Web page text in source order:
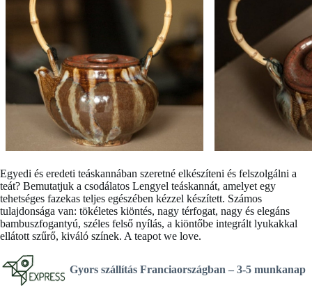
Egyedi és eredeti teáskannában szeretné elkészíteni és felszolgálni a
teát? Bemutatjuk a csodálatos Lengyel teáskannát, amelyet egy
tehetséges fazekas teljes egészében kézzel készített. Számos
tulajdonsága van: tökéletes kiöntés, nagy térfogat, nagy és elegáns
bambuszfogantyú, széles felső nyílás, a kiöntőbe integrált lyukakkal
ellátott szűrő, kiváló színek. A teapot we love.
Gyors szállítás Franciaországban – 3-5 munkanap